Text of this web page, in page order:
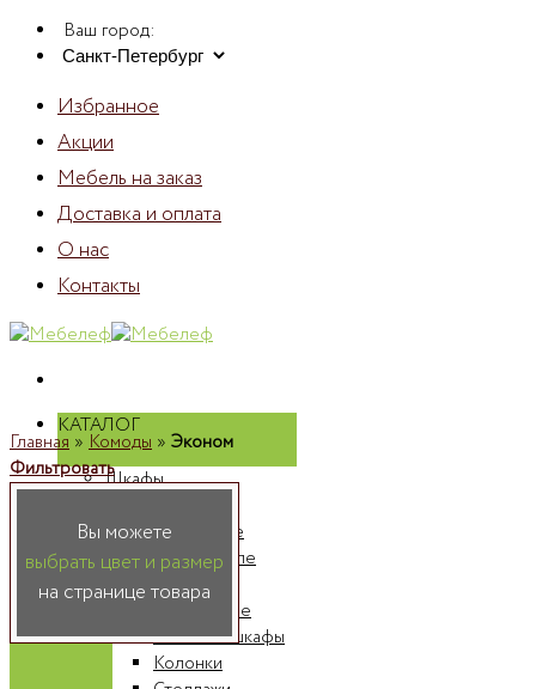
Skip
Ваш город:
Избранное
Акции
Мебель на заказ
Доставка и оплата
О нас
Контакты
КАТАЛОГ
Шкафы
распашные
Шкафы-купе
Радиусные
шкафы-купе
Книжные шкафы
Колонки
Главная » Комоды » Эконом
Фильтровать
Вы можете
выбрать цвет и размер
на странице товара